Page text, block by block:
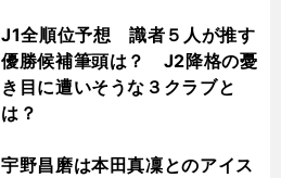
J1全順位予想 識者５人が推す
優勝候補筆頭は？ J2降格の憂
き目に遭いそうな３クラブと
は？
宇野昌磨は本田真凜とのアイス